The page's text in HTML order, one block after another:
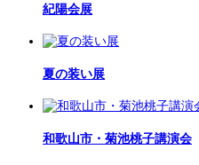
紀陽会展
夏の装い展
和歌山市・菊池桃子講演会